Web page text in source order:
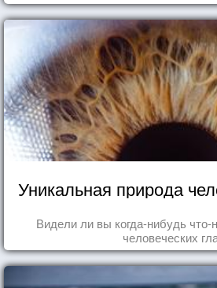
Уникальная природа
Видели ли вы когда-нибудь что-
человеческих